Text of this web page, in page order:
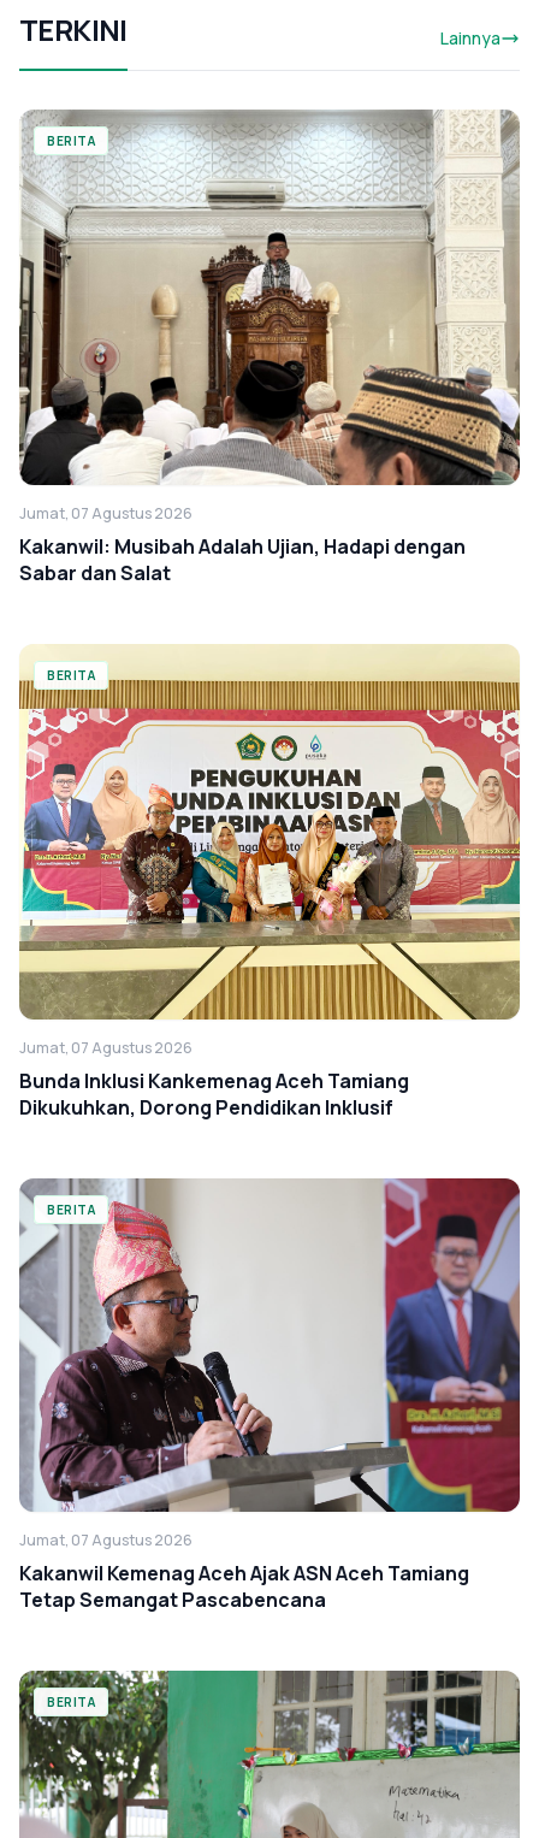
TERKINI Lainnya
BERITA
Jumat, 07 Agustus 2026
Kakanwil: Musibah Adalah Ujian, Hadapi dengan
Sabar dan Salat
BERITA
Jumat, 07 Agustus 2026
Bunda Inklusi Kankemenag Aceh Tamiang
Dikukuhkan, Dorong Pendidikan Inklusif
BERITA
Jumat, 07 Agustus 2026
Kakanwil Kemenag Aceh Ajak ASN Aceh Tamiang
Tetap Semangat Pascabencana
BERITA